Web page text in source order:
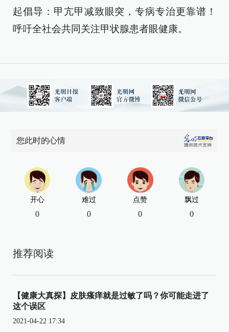
起倡导：甲亢甲减致眼突，专病专治更靠谱！
呼吁全社会共同关注甲状腺患者眼健康。
您此时的心情
开心
0
难过
0
点赞
0
飘过
0
推荐阅读
【健康大真探】皮肤瘙痒就是过敏了吗？你可能走进了
这个误区
2021-04-22 17:34